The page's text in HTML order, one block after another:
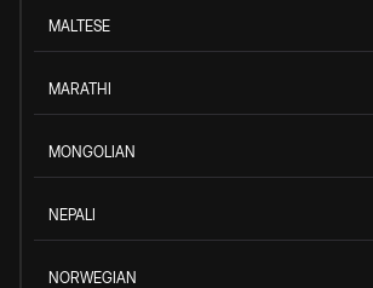
MALTESE
MARATHI
MONGOLIAN
NEPALI
NORWEGIAN